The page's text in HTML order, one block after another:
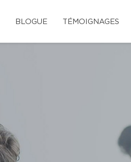
BLOGUE TÉMOIGNAGES